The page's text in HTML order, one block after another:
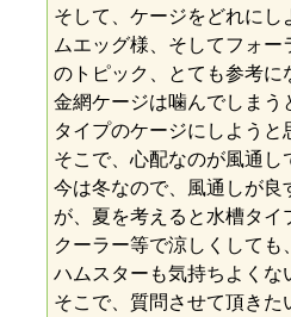
そして、ケージをどれに
ムエッグ様、そしてフォー
のトピック、とても参考に
金網ケージは噛んでしまう
タイプのケージにしようと
そこで、心配なのが風通し
今は冬なので、風通しが良
が、夏を考えると水槽タイ
クーラー等で涼しくして
ハムスターも気持ちよくな
そこで、質問させて頂きた